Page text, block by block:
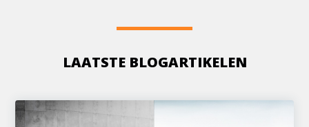
LAATSTE BLOGARTIKELEN